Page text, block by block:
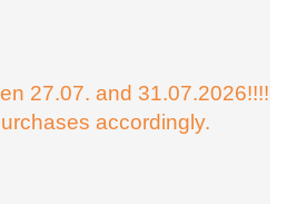
27.07. and 31.07.2026!!!!
accordingly.